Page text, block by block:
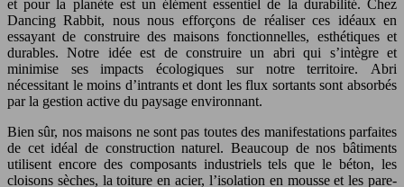
et pour la planète est un élément essentiel de la durabilité. Chez
Dancing Rabbit, nous nous efforçons de réaliser ces idéaux en
essayant de construire des maisons fonctionnelles, esthétiques et
durables. Notre idée est de construire un abri qui s’intègre et
minimise ses impacts écologiques sur notre territoire. Abri
nécessitant le moins d’intrants et dont les flux sortants sont absorbés
par la gestion active du paysage environnant.
Bien sûr, nos maisons ne sont pas toutes des manifestations parfaites
de cet idéal de construction naturel. Beaucoup de nos bâtiments
utilisent encore des composants industriels tels que le béton, les
cloisons sèches, la toiture en acier, l’isolation en mousse et les pare-